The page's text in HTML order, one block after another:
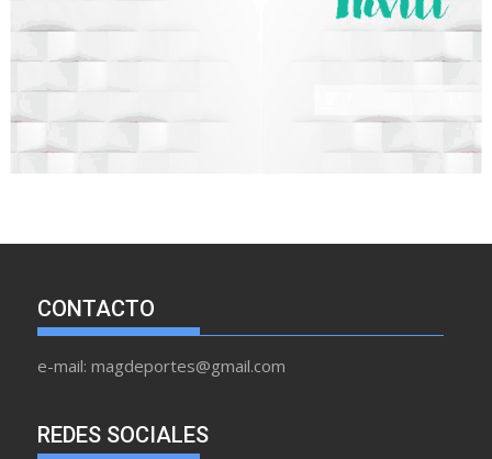
CONTACTO
e-mail: magdeportes@gmail.com
REDES SOCIALES